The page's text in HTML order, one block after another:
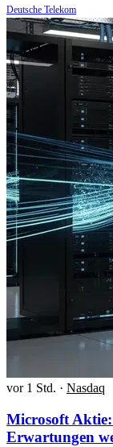
Deutsche Telekom
vor 1 Std. · Nasdaq
Microsoft
Erwartungen